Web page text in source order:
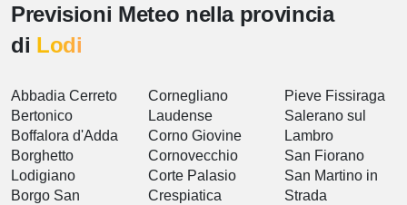
Previsioni Meteo nella provincia
di Lodi
Abbadia Cerreto
Bertonico
Boffalora d'Adda
Borghetto
Lodigiano
Borgo San
Cornegliano
Laudense
Corno Giovine
Cornovecchio
Corte Palasio
Crespiatica
Pieve Fissiraga
Salerano sul
Lambro
San Fiorano
San Martino in
Strada